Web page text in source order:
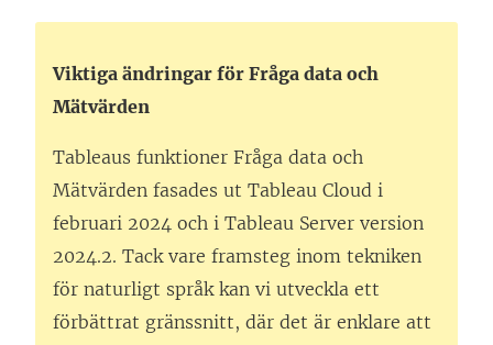
Viktiga ändringar för Fråga data och
Mätvärden
Tableaus funktioner Fråga data och
Mätvärden fasades ut Tableau Cloud i
februari 2024 och i Tableau Server version
2024.2. Tack vare framsteg inom tekniken
för naturligt språk kan vi utveckla ett
förbättrat gränssnitt, där det är enklare att